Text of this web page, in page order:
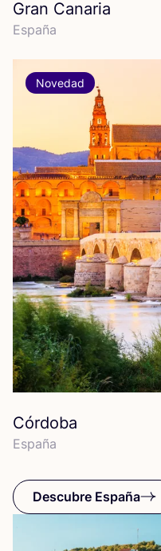
Gran Canaria
Espa­ña
Novedad
Córdoba
Espa­ña
Descubre España